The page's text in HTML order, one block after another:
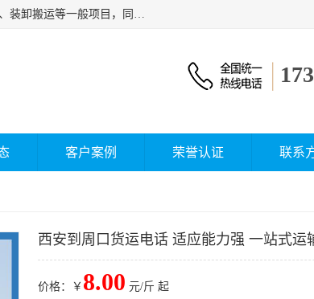
西安福鸿祥物流有限公司成立于2021年，位于陕西省西安市灞桥区，公司主要从事国内货物运输代理、装卸搬运等一般项目，同时具备道路货物运输（不含危险货物）的许可资质。凭借专业的物流服务和*的运输能力，公司致力于为客户提供安全、可靠的物流解决方案，满足多样化的运输需求，助力企业*运营。
客户案例 荣誉认证 联系
西安到周口货运电话 适应能力强 一站式运
价格：￥ 8.00 元/斤 起